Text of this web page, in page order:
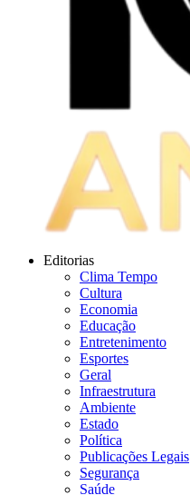
Editorias
Clima Tempo
Cultura
Economia
Educação
Entretenimento
Esportes
Geral
Infraestrutura
Ambiente
Estado
Política
Publicações Legais
Segurança
Saúde